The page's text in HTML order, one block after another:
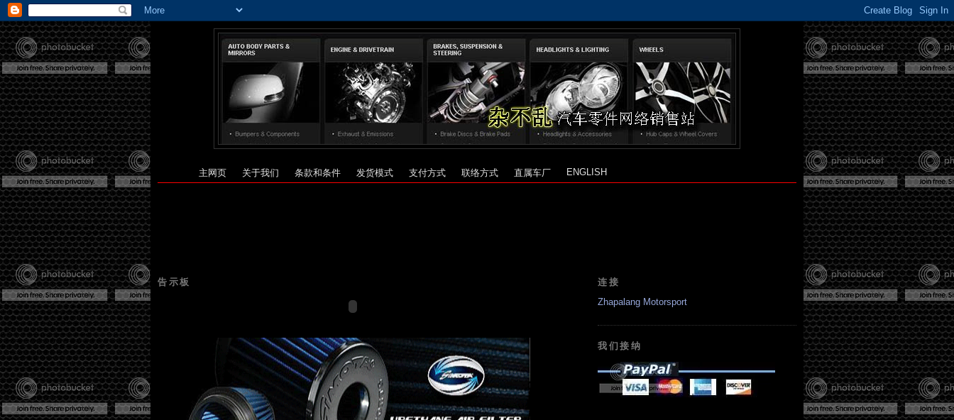
主网页 关于我们 条款和条件 发货模式 支付方式 联络方式 直属车厂 ENGLISH
告示板
连接
Zhapalang Motorsport
我们接纳